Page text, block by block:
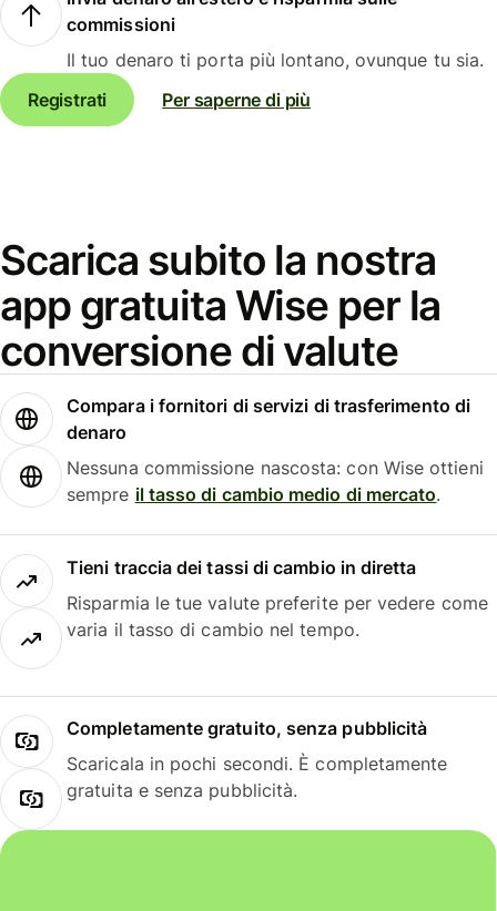
commissioni
Il tuo denaro ti porta più lontano, ovunque tu sia.
Registrati
Per saperne di più
Scarica subito la nostra
app gratuita Wise per la
conversione di valute
Compara i fornitori di servizi di trasferimento di
denaro
Nessuna commissione nascosta: con Wise ottieni
sempre il tasso di cambio medio di mercato.
Tieni traccia dei tassi di cambio in diretta
Risparmia le tue valute preferite per vedere come
varia il tasso di cambio nel tempo.
Completamente gratuito, senza pubblicità
Scaricala in pochi secondi. È completamente
gratuita e senza pubblicità.